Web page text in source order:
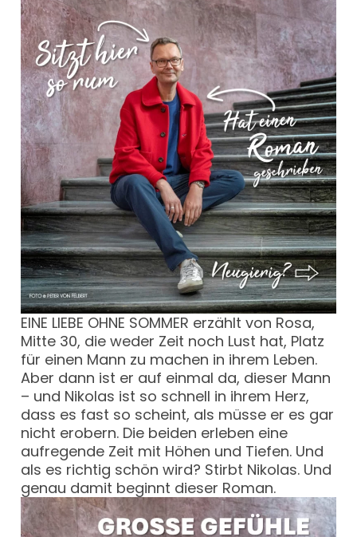
EINE LIEBE OHNE SOMMER erzählt von Rosa,
Mitte 30, die weder Zeit noch Lust hat, Platz
für einen Mann zu machen in ihrem Leben.
Aber dann ist er auf einmal da, dieser Mann
– und Nikolas ist so schnell in ihrem Herz,
dass es fast so scheint, als müsse er es gar
nicht erobern. Die beiden erleben eine
aufregende Zeit mit Höhen und Tiefen. Und
als es richtig schön wird? Stirbt Nikolas. Und
genau damit beginnt dieser Roman.